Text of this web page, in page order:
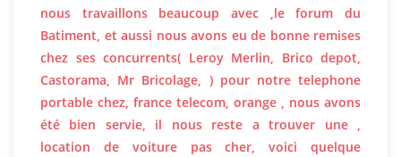
nous travaillons beaucoup avec ,le forum du
Batiment, et aussi nous avons eu de bonne remises
chez ses concurrents( Leroy Merlin, Brico depot,
Castorama, Mr Bricolage, ) pour notre telephone
portable chez, france telecom, orange , nous avons
été bien servie, il nous reste a trouver une ,
location de voiture pas cher, voici quelque